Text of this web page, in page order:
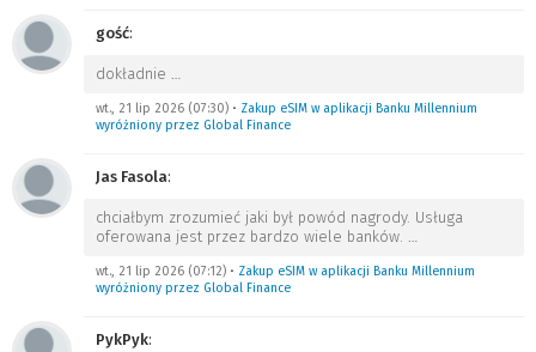
gość:
dokładnie …
wt., 21 lip 2026 (07:30) • Zakup eSIM w aplikacji Banku Millennium
wyróżniony przez Global Finance
Jas Fasola:
chciałbym zrozumieć jaki był powód nagrody. Usługa
oferowana jest przez bardzo wiele banków. …
wt., 21 lip 2026 (07:12) • Zakup eSIM w aplikacji Banku Millennium
wyróżniony przez Global Finance
PykPyk: